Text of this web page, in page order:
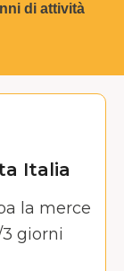
di attività
Italia
la merce
giorni